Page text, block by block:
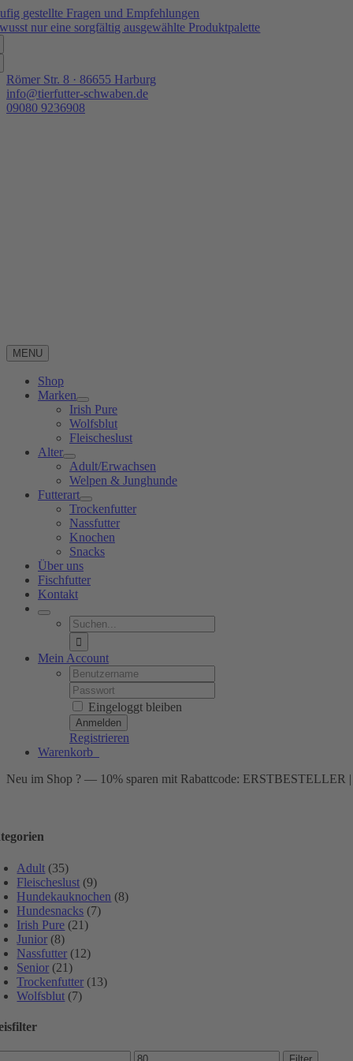
Zum
Inhalt
gestellte Fragen und Empfehlungen
nur eine sorgfältig ausgewählte Produktpalette
Römer Str. 8 · 86655 Harburg
info@tierfutter-schwaben.de
09080 9236908
MENU
Shop
Marken
Irish Pure
Wolfsblut
Fleischeslust
Alter
Adult/Erwachsen
Welpen & Junghunde
Futterart
Trockenfutter
Nassfutter
Knochen
Snacks
Über uns
Fischfutter
Kontakt
Suche
nach:
Mein Account
Username:
Password:
Eingeloggt bleiben
Registrieren
Warenkorb
Neu im Shop ? — 10% sparen mit Rabattcode: ERSTBESTELLER
Adult (35)
Fleischeslust (9)
Hundekauknochen (8)
Hundesnacks (7)
Irish Pure (21)
Junior (8)
Nassfutter (12)
Senior (21)
Trockenfutter (13)
Wolfsblut (7)
Max.